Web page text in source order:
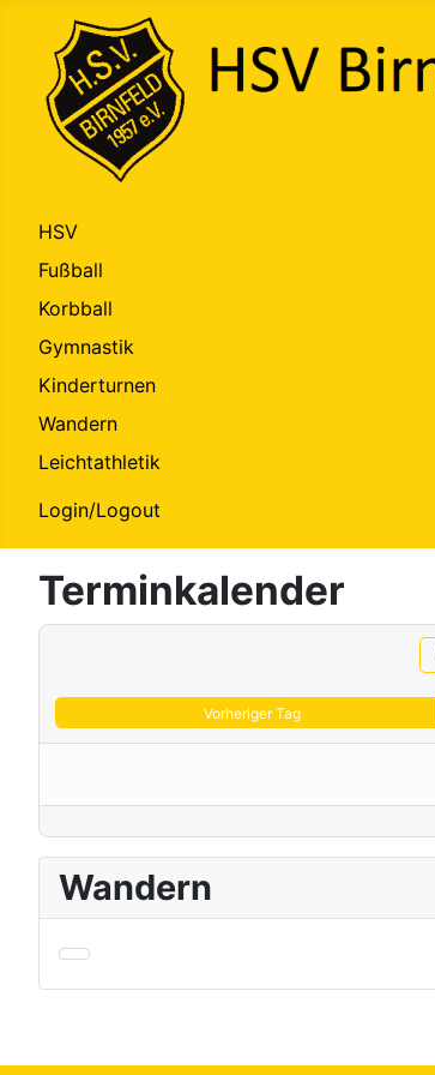
HSV
Fußball
Korbball
Gymnastik
Kinderturnen
Wandern
Leichtathletik
Login/Logout
Terminkalender
Vorheriger Tag
Wandern